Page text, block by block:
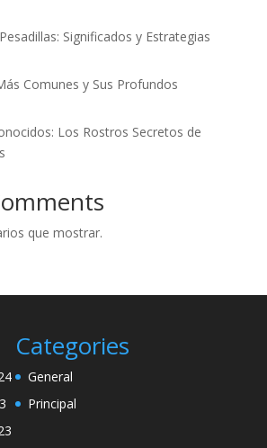
Significados y Estrategias
Comunes y Sus Profundos
Los Rostros Secretos de
que mostrar.
Categories
General
Principal